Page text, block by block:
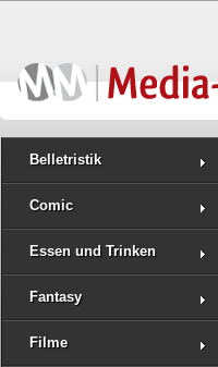
Belletristik
Comic
Essen und Trinken
Fantasy
Filme